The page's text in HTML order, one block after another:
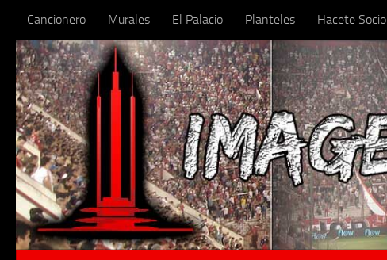
Skip to content
Cancionero Murales El Palacio Planteles Hacete Socio